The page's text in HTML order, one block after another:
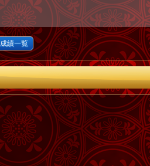
成績一覧